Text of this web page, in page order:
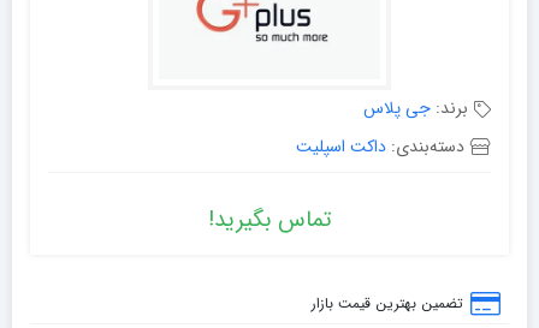
برند: جی پلاس
دسته‌بندی: داکت اسپلیت
تماس بگیرید!
تضمین بهترین قیمت بازار